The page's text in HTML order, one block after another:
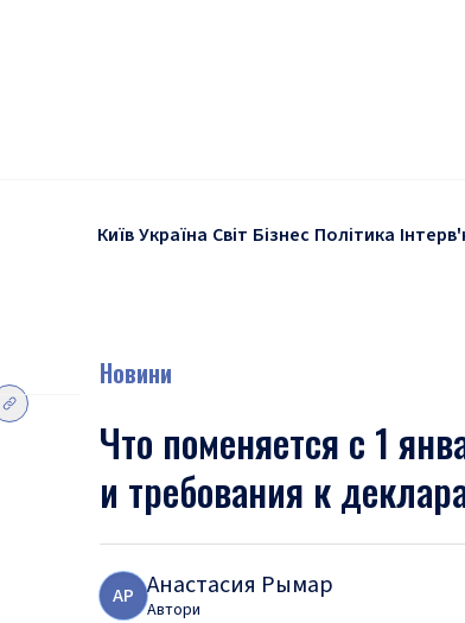
КиївУкраїна Світ Бізнес Політика
Новини
Что поменяется с 1
и требования к
АР Анастасия Рымар
Автори